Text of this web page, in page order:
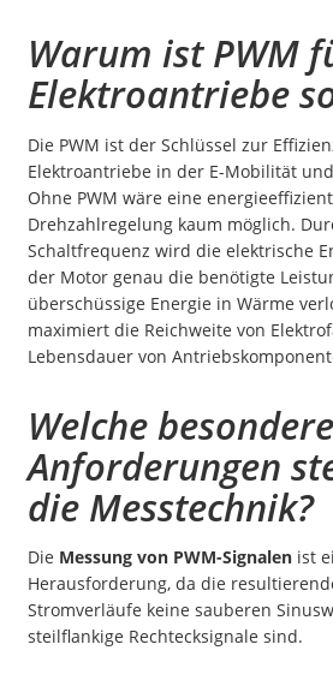
Warum ist PWM
Elektroantriebe
Die PWM ist der Schlüssel zur
Elektroantriebe in der E-Mobilität
Ohne PWM wäre eine
Drehzahlregelung kaum möglich.
Schaltfrequenz wird die elektrische
der Motor genau die benötigte
überschüssige Energie in Wärme
maximiert die Reichweite von
Lebensdauer von
Welche
Anforderungen
die Messtechnik?
Die Messung von PWM-Signalen ist
Herausforderung, da die
Stromverläufe keine sauberen
steilflankige Rechtecksignale sind.